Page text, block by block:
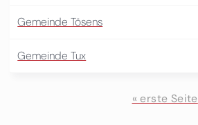
Gemeinde Tösens
Gemeinde Tux
« erste Seite